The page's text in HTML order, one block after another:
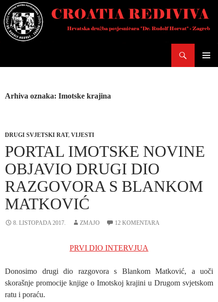
Skoči
do
sadržaja
Arhiva oznaka: Imotske krajina
DRUGI SVJETSKI RAT, VIJESTI
PORTAL IMOTSKE NOVINE
OBJAVIO DRUGI DIO
RAZGOVORA S BLANKOM
MATKOVIĆ
8. LISTOPADA 2017. ZMAJO 12 KOMENTARA
PRVI DIO INTERVJUA
Donosimo drugi dio razgovora s Blankom Matković, a uoči
skorašnje promocije knjige o Imotskoj krajini u Drugom svjetskom
ratu i poraću.